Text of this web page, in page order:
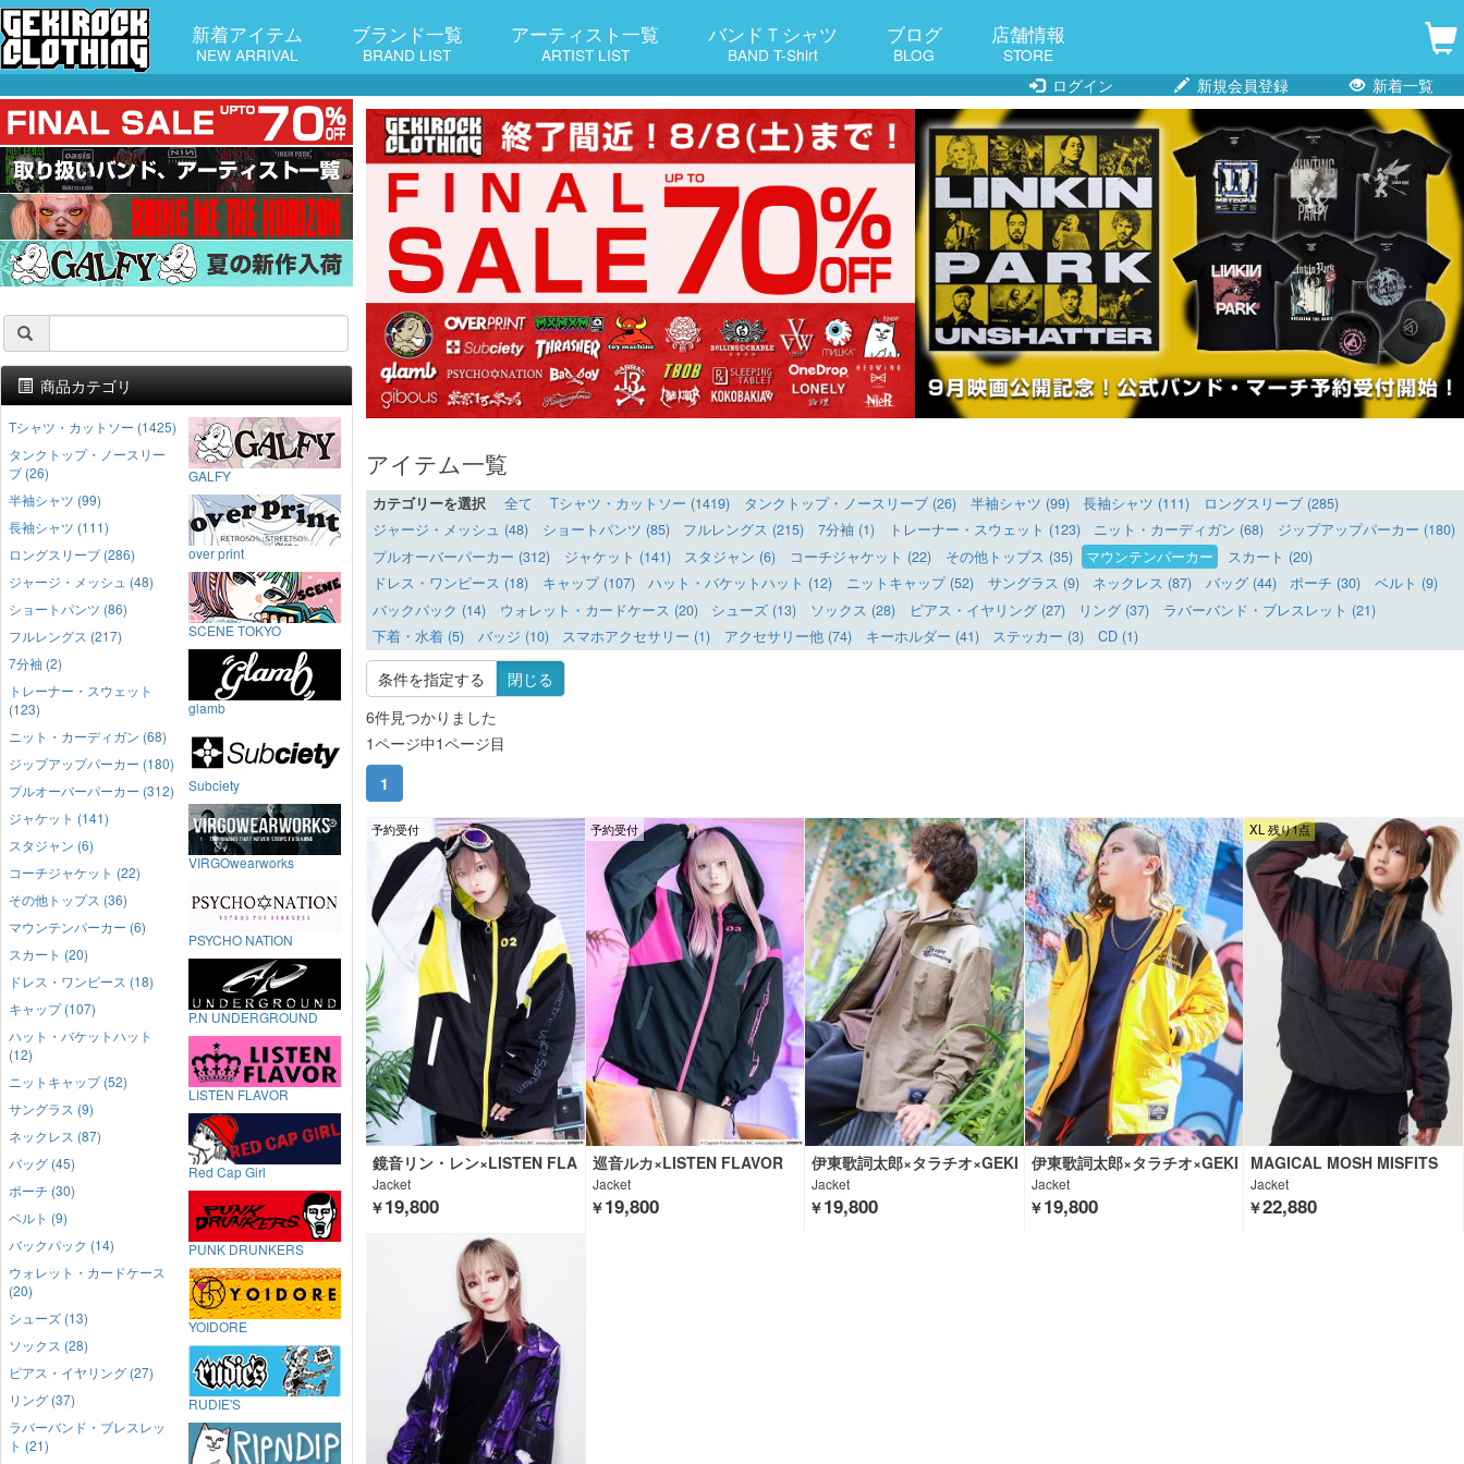
新着アイテム
NEW ARRIVAL
ブランド一覧
BRAND LIST
アーティスト一覧
ARTIST LIST
バンドＴシャツ
BAND T-Shirt
ブログ
BLOG
店舗情報
STORE
ログイン
新規会員登録 新着一覧
アイテム一覧
カテゴリーを選択 全て Tシャツ・カットソー (1419) タンクトップ・ノースリーブ (26) 半袖シャツ (99) 長袖シャツ (111)
ロングスリーブ (285)
ジャージ・メッシュ (48)
ショートパンツ (85) フルレングス (215) 7分袖 (1) トレーナー・スウェット (123) ニット・カーディガン (68)
ジップアップパーカー (180)
プルオーバーパーカー (312)
ジャケット (141) スタジャン (6) コーチジャケット (22) その他トップス (35) マウンテンパーカー
スカート (20)
ドレス・ワンピース (18)
キャップ (107) ハット・バケットハット (12) ニットキャップ (52) サングラス (9) ネックレス (87) バッグ (44) ポーチ (30)
ベルト (9)
バックパック (14)
ウォレット・カードケース (20) シューズ (13) ソックス (28) ピアス・イヤリング (27) リング (37)
ラバーバンド・ブレスレット (21)
下着・水着 (5)
バッジ (10) スマホアクセサリー (1) アクセサリー他 (74) キーホルダー (41) ステッカー (3) CD (1)
条件を指定する
閉じる
6件見つかりました
1ページ中1ページ目
1
予約受付
鏡音リン・レン×LISTEN FLA
VOR
Jacket
￥19,800
予約受付
巡音ルカ×LISTEN FLAVOR
Jacket
￥19,800
伊東歌詞太郎×タラチオ×GEKI
ROCK CLOTHING
Jacket
￥19,800
伊東歌詞太郎×タラチオ×GEKI
ROCK CLOTHING
Jacket
￥19,800
XL 残り1点
MAGICAL MOSH MISFITS
Jacket
￥22,880
商品カテゴリ
Tシャツ・カットソー (1425)
タンクトップ・ノースリー
ブ (26)
半袖シャツ (99)
長袖シャツ (111)
ロングスリーブ (286)
ジャージ・メッシュ (48)
ショートパンツ (86)
フルレングス (217)
7分袖 (2)
トレーナー・スウェット
(123)
ニット・カーディガン (68)
ジップアップパーカー (180)
プルオーバーパーカー (312)
ジャケット (141)
スタジャン (6)
コーチジャケット (22)
その他トップス (36)
マウンテンパーカー (6)
スカート (20)
ドレス・ワンピース (18)
キャップ (107)
ハット・バケットハット
(12)
ニットキャップ (52)
サングラス (9)
ネックレス (87)
バッグ (45)
ポーチ (30)
ベルト (9)
バックパック (14)
ウォレット・カードケース
(20)
シューズ (13)
ソックス (28)
ピアス・イヤリング (27)
リング (37)
ラバーバンド・ブレスレッ
ト (21)
GALFY
over print
SCENE TOKYO
glamb
Subciety
VIRGOwearworks
PSYCHO NATION
P.N UNDERGROUND
LISTEN FLAVOR
Red Cap Girl
PUNK DRUNKERS
YOIDORE
RUDIE'S